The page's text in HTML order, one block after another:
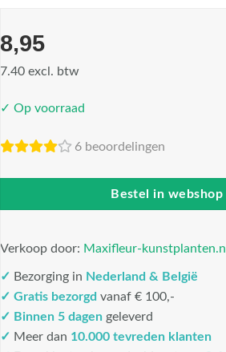
8,95
7.40 excl. btw
✓ Op voorraad
6 beoordelingen
Bestel in webshop
Verkoop door: Maxifleur-kunstplanten.nl
✓ Bezorging in Nederland & België
✓ Gratis bezorgd vanaf € 100,-
✓ Binnen 5 dagen geleverd
✓ Meer dan 10.000 tevreden klanten